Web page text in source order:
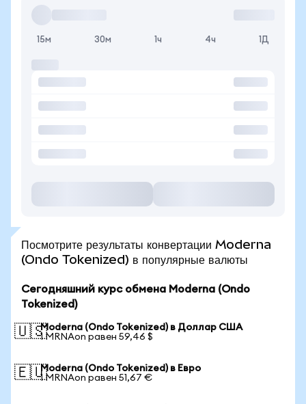
15м 30м 1ч 4ч 1Д
Посмотрите результаты конвертации Moderna
(Ondo Tokenized) в популярные валюты
Сегодняшний курс обмена Moderna (Ondo
Tokenized)
🇺🇸Moderna (Ondo Tokenized) в Доллар США
1 MRNAon равен 59,46 $
🇪🇺Moderna (Ondo Tokenized) в Евро
1 MRNAon равен 51,67 €